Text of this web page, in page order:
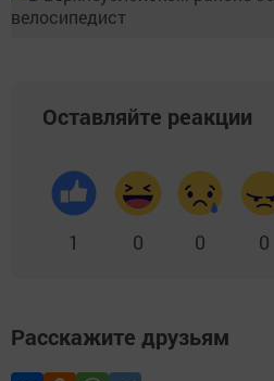
Оставляйте реакции
1 0 0 0
Расскажите друзьям